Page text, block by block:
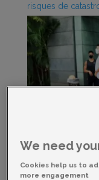
risques de
We need
Cookies help us to
more engagement